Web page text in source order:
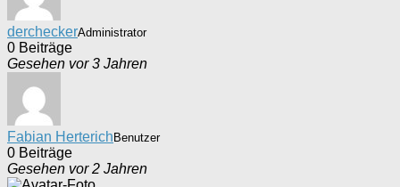
dercheckerAdministrator
0 Beiträge
Gesehen vor 3 Jahren
Fabian HerterichBenutzer
0 Beiträge
Gesehen vor 2 Jahren